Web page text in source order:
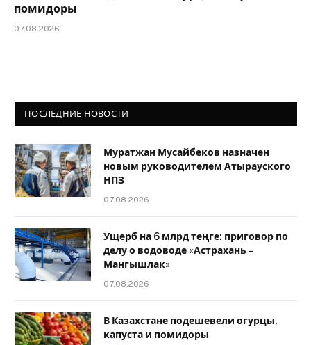
помидоры
07.08.2026
ПОСЛЕДНИЕ НОВОСТИ
Муратжан Мусайбеков назначен
новым руководителем Атырауского
НПЗ
07.08.2026
Ущерб на 6 млрд теңге: приговор по
делу о водоводе «Астрахань –
Мангышлак»
07.08.2026
В Казахстане подешевели огурцы,
капуста и помидоры